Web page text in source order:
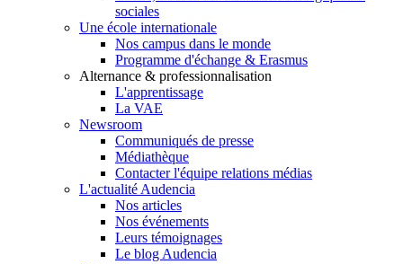
sociales
Une école internationale
Nos campus dans le monde
Programme d'échange & Erasmus
Alternance & professionnalisation
L'apprentissage
La VAE
Newsroom
Communiqués de presse
Médiathèque
Contacter l'équipe relations médias
L'actualité Audencia
Nos articles
Nos événements
Leurs témoignages
Le blog Audencia